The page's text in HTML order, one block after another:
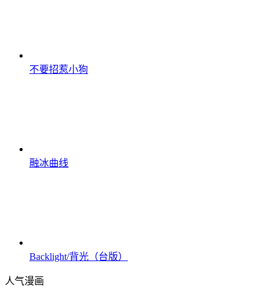
不要招惹小狗
融冰曲线
Backlight/背光（台版）
人气漫画